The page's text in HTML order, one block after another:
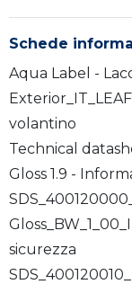
Schede
Aqua Label -
volantino
Technical
Gloss 1.9 -
sicurezza